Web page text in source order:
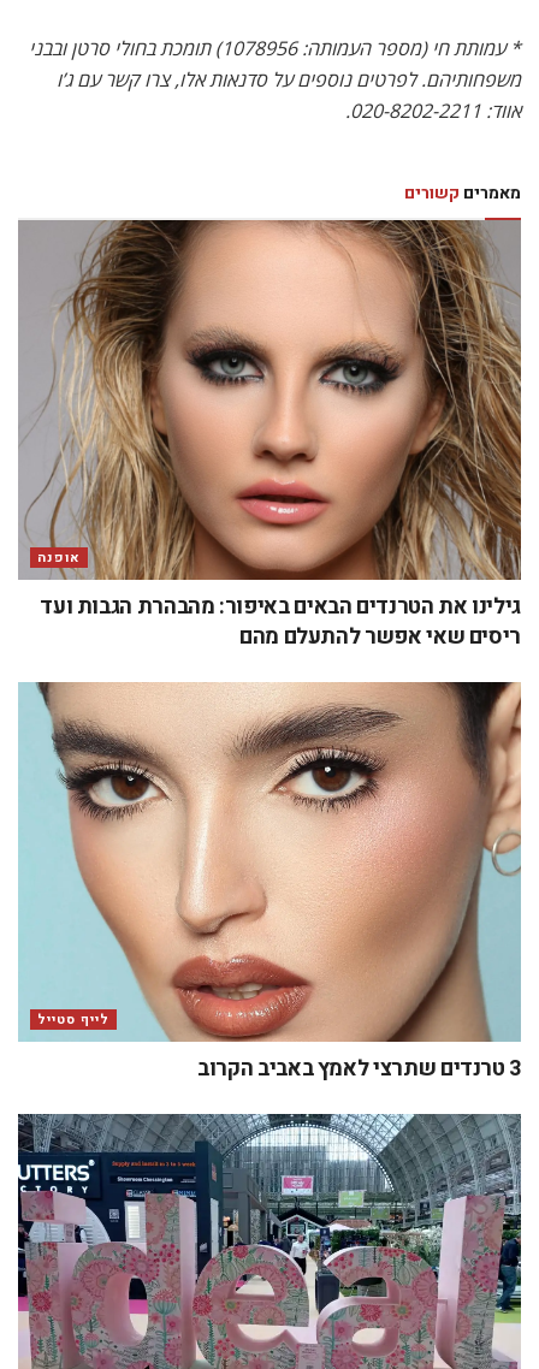
* עמותת חי (מספר העמותה: 1078956) תומכת בחולי סרטן ובבני
משפחותיהם. לפרטים נוספים על סדנאות אלו, צרו קשר עם ג’ו
אווד: 020-8202-2211.
מאמרים קשורים
אופנה
גילינו את הטרנדים הבאים באיפור: מהבהרת הגבות ועד
ריסים שאי אפשר להתעלם מהם
לייף סטייל
3 טרנדים שתרצי לאמץ באביב הקרוב